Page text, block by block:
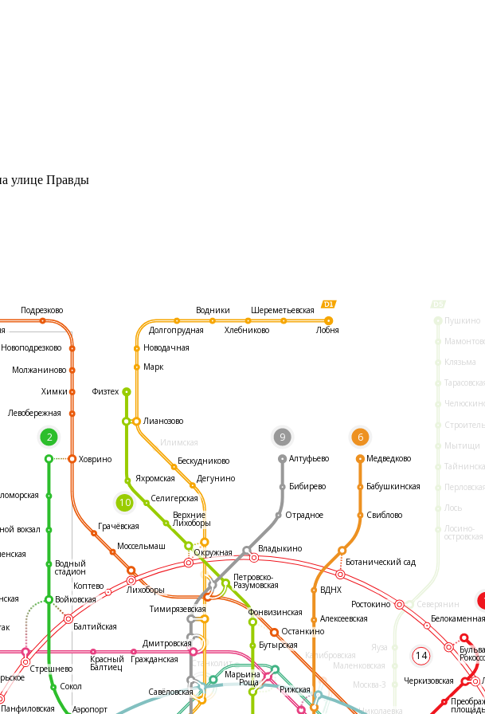
улице Правды
Илимская
Пушкино
Клязьма
Мытищи
Лось
Лосино-
островская
Северянин
Яуза
Маленковская
Москва-3
Николаевка
Калибровская
Станколит
14
2 9 6
10
Подрезково
Новоподрезково
Молжаниново
Химки
Левобережная
Ховрино
Грачёвская
Моссельмаш
Останкино
Медведково
Бабушкинская
Свиблово
ВДНХ
Алексеевская
Рижская
Аэропорт
Сокол
Красный
Балтиец
Гражданская
Дмитровская
Коптево Лихоборы
Балтийская
Войковская
Водный
стадион
Стрешнево
Панфиловская
Окружная
Дегунино
Бескудниково
Верхние
Лихоборы
Селигерская
Физтех
Яхромская
Марк
Лианозово
Новодачная
вокзал
Долгопрудная
Водники
Хлебниково
Шереметьевская
Лобня
Тимирязевская
Марьина
Роща
Савёловская
Фонвизинская
Бутырская
Петровско-
Разумовская
Бибирево
Отрадное
Владыкино
Ботанический сад
Алтуфьево
Ростокино
Черкизовская
площадь